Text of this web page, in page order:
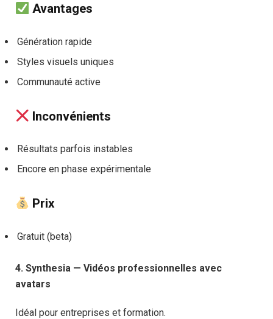
Avantages
Génération rapide
Styles visuels uniques
Communauté active
Inconvénients
Résultats parfois instables
Encore en phase expérimentale
Prix
Gratuit (beta)
4. Synthesia — Vidéos professionnelles avec
avatars
Idéal pour entreprises et formation.